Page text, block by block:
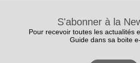
S'abonner à la
Pour recevoir toutes les actualités
Guide dans sa boite